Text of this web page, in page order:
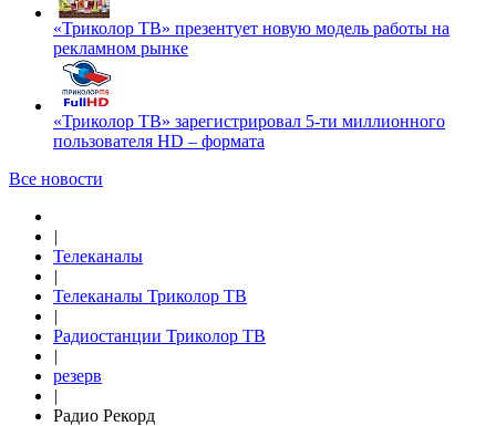
«Триколор ТВ» презентует новую модель работы на
рекламном рынке
«Триколор ТВ» зарегистрировал 5-ти миллионного
пользователя HD – формата
Все новости
|
Телеканалы
|
Телеканалы Триколор ТВ
|
Радиостанции Триколор ТВ
|
резерв
|
Радио Рекорд